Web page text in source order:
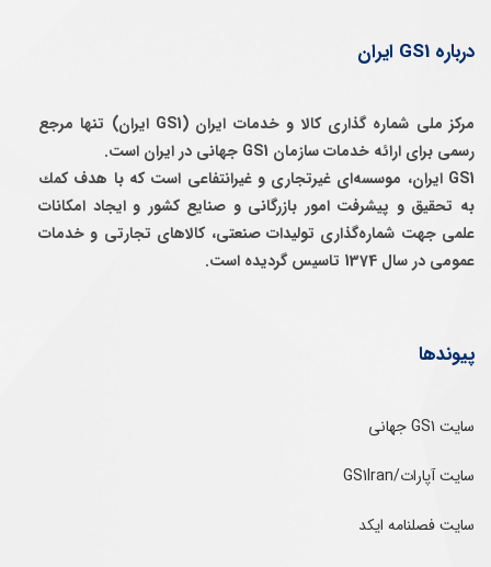
درباره GS1 ایران
مرکز ملی شماره گذاری کالا و خدمات ایران (GS1 ایران) تنها مرجع
رسمی برای ارائه خدمات سازمان GS1 جهانی در ایران است.
GS1 ایران، موسسه‌ای غيرتجاری و غيرانتفاعی است كه با هدف كمك
به تحقيق و پيشرفت امور بازرگانی و صنايع كشور و ايجاد امكانات
علمی جهت شماره‌گذاری توليدات صنعتی، كالاهای تجارتی و خدمات
عمومی در سال 1374 تاسيس گرديده است.
پیوندها
سایت GS1 جهانی
سایت آپارات/GS1Iran
سایت فصلنامه ایکد